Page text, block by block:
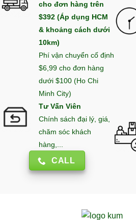
cho đơn hàng trên
$392 (Áp dụng HCM
& khoảng cách dưới
10km)
Phí vận chuyển cố định
$6,99 cho đơn hàng
dưới $100 (Ho Chi
Minh City)
Tư Vấn Viên
Chính sách đại lý, giá,
chăm sóc khách
hàng,...
CALL